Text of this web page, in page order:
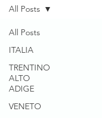
All Posts
ITALIA
TRENTINO
ALTO
ADIGE
VENETO
All Posts